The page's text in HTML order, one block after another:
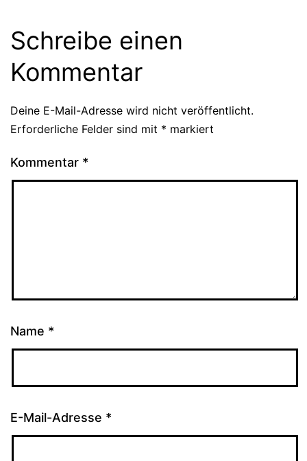
Schreibe einen
Kommentar
Deine E-Mail-Adresse wird nicht veröffentlicht.
Erforderliche Felder sind mit * markiert
Kommentar *
Name *
E-Mail-Adresse *